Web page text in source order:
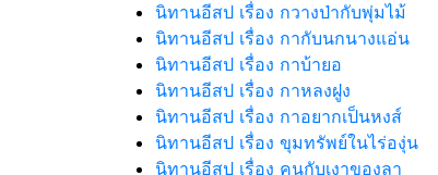
นิทานอีสป เรื่อง กวางป่ากับพุ่มไม้
นิทานอีสป เรื่อง กากับนกนางแอ่น
นิทานอีสป เรื่อง กาบ้ายอ
นิทานอีสป เรื่อง กาหลงฝูง
นิทานอีสป เรื่อง กาอยากเป็นหงส์
นิทานอีสป เรื่อง ขุมทรัพย์ในไร่องุ่น
นิทานอีสป เรื่อง คนกับเงาของลา